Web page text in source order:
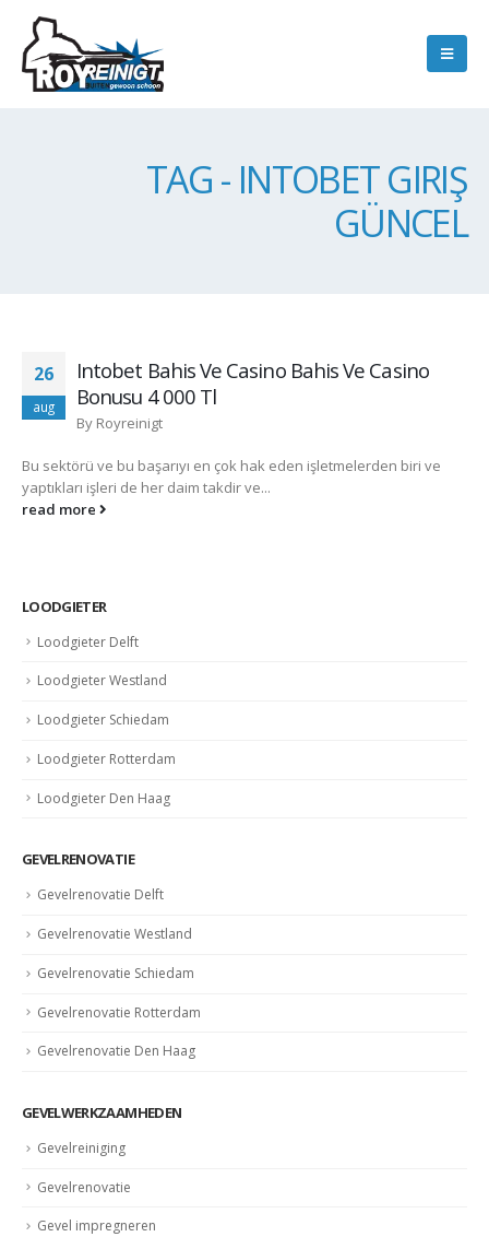
TAG - INTOBET GIRIŞ
GÜNCEL
26
aug
Intobet Bahis Ve Casino Bahis Ve Casino
Bonusu 4 000 Tl
By Royreinigt
Bu sektörü ve bu başarıyı en çok hak eden işletmelerden biri ve
yaptıkları işleri de her daim takdir ve...
read more
LOODGIETER
Loodgieter Delft
Loodgieter Westland
Loodgieter Schiedam
Loodgieter Rotterdam
Loodgieter Den Haag
GEVELRENOVATIE
Gevelrenovatie Delft
Gevelrenovatie Westland
Gevelrenovatie Schiedam
Gevelrenovatie Rotterdam
Gevelrenovatie Den Haag
GEVELWERKZAAMHEDEN
Gevelreiniging
Gevelrenovatie
Gevel impregneren